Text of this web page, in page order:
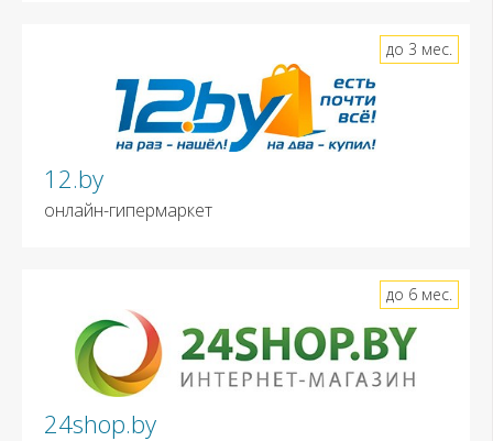
12.by
онлайн-гипермаркет
до 3 мес.
24shop.by
до 6 мес.